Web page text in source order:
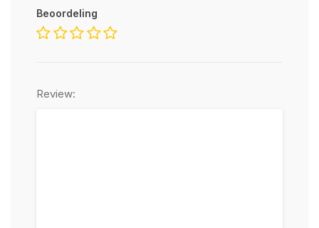
Beoordeling
Review: